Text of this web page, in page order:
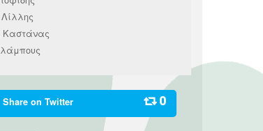
Καστάνας
Share on Twitter 0